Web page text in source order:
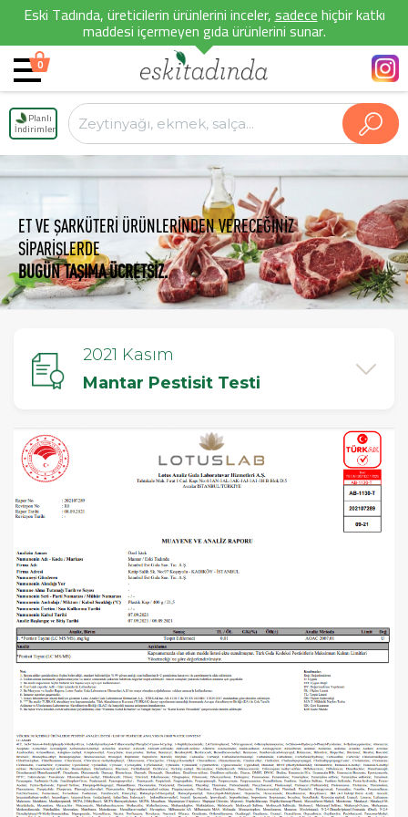
Eski Tadında, üreticilerin ürünlerini inceler,sadecehiçbir katkı
maddesi içermeyen gıda ürünlerini sunar.
0
Planlı
İndirimler
ET VE ŞARKÜTERİ ÜRÜNLERİNDEN VERECEĞİNİZ
SİPARİŞLERDE
BUGÜN TAŞIMA ÜCRETSİZ.
2021 Kasım
Mantar Pestisit Testi